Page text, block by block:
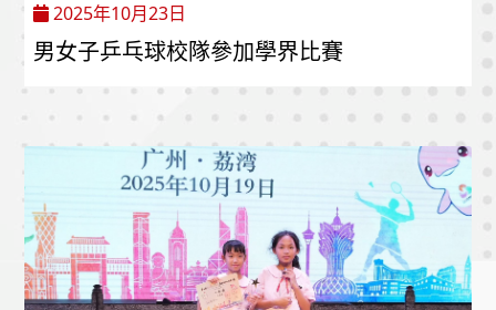
2025年10月23日
男女子乒乓球校隊參加學界比賽